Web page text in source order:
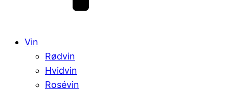
Vin
Rødvin
Hvidvin
Rosévin